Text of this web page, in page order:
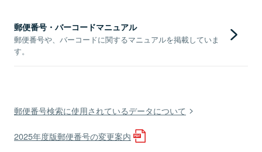
郵便番号・バーコードマニュアル
郵便番号や、バーコードに関するマニュアルを掲載していま
す。
郵便番号検索に使用されているデータについて
2025年度版郵便番号の変更案内